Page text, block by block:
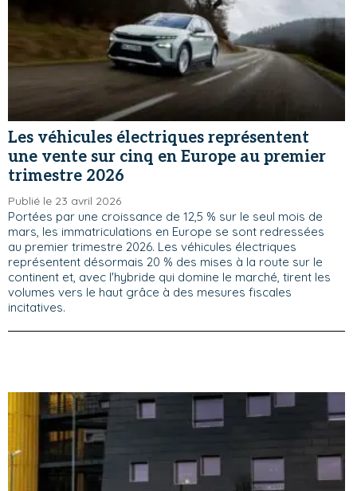
Les véhicules électriques représentent
une vente sur cinq en Europe au premier
trimestre 2026
Publié le 23 avril 2026
Portées par une croissance de 12,5 % sur le seul mois de
mars, les immatriculations en Europe se sont redressées
au premier trimestre 2026. Les véhicules électriques
représentent désormais 20 % des mises à la route sur le
continent et, avec l'hybride qui domine le marché, tirent les
volumes vers le haut grâce à des mesures fiscales
incitatives.